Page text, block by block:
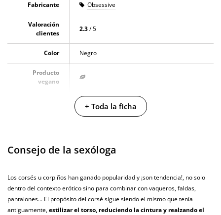
Fabricante Obsessive
Valoración
clientes
2.3/ 5
Color Negro
Producto
vegano
Garantías 3 años de garantía
original
¿Cuándo lo
recibo?
El martes 11 de agosto (fecha estimada)
+ Toda la ficha
Consejo de la sexóloga
Los corsés u corpiños han ganado popularidad y ¡son tendencia!, no solo
dentro del contexto erótico sino para combinar con vaqueros, faldas,
pantalones... El propósito del corsé sigue siendo el mismo que tenía
antiguamente,estilizar el torso, reduciendo la cintura y realzando el